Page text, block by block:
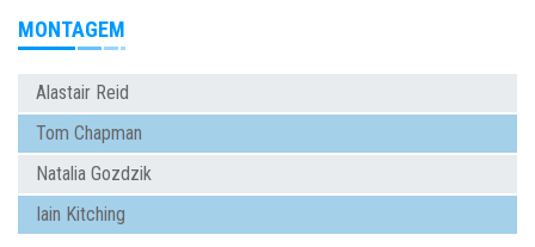
MONTAGEM
Alastair Reid
Tom Chapman
Natalia Gozdzik
Iain Kitching